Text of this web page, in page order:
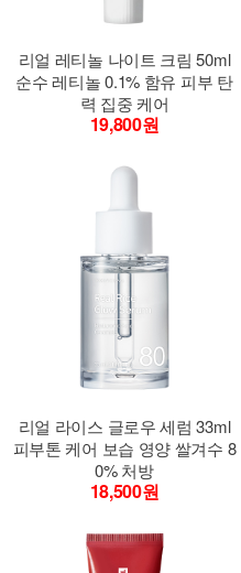
리얼 레티놀 나이트 크림 50ml
순수 레티놀 0.1% 함유 피부 탄
력 집중 케어
19,800원
리얼 라이스 글로우 세럼 33ml
피부톤 케어 보습 영양 쌀겨수 8
0% 처방
18,500원